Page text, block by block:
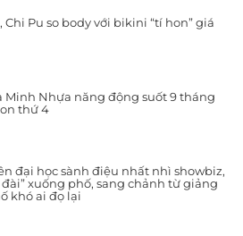
Chi Pu so body với bikini “tí hon” giá
Minh Nhựa năng động suốt 9 tháng
thứ 4
đại học sành điệu nhất nhì showbiz,
đài” xuống phố, sang chảnh từ giảng
khó ai đọ lại